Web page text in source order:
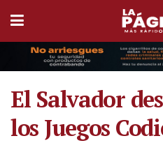
El Salvador
los Juegos